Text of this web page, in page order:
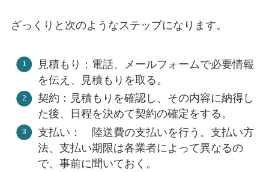
ざっくりと次のようなステップになります。
見積もり：電話、メールフォームで必要情報
を伝え、見積もりを取る。
契約：見積もりを確認し、その内容に納得し
た後、日程を決めて契約の確定をする。
支払い： 陸送費の支払いを行う。支払い方
法、支払い期限は各業者によって異なるの
で、事前に聞いておく。